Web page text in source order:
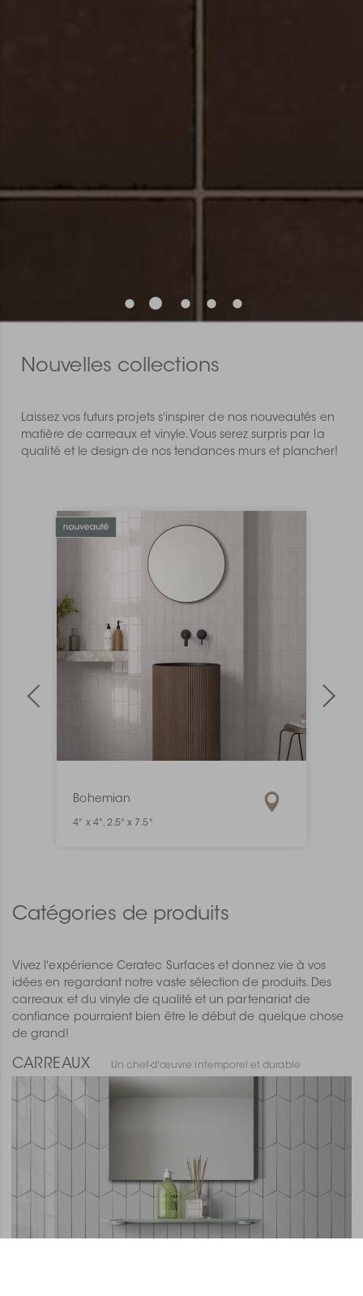
Nouvelles collections
Laissez vos futurs projets s'inspirer de nos nouveautés en
matière de carreaux et vinyle. Vous serez surpris par la
qualité et le design de nos tendances murs et plancher!
Bohemian
4" x 4", 2.5" x 7.5"
Catégories de produits
Vivez l'expérience Ceratec Surfaces et donnez vie à vos
idées en regardant notre vaste sélection de produits. Des
carreaux et du vinyle de qualité et un partenariat de
confiance pourraient bien être le début de quelque chose
de grand!
CARREAUX Un chef-d'œuvre intemporel et durable